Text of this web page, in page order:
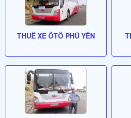
THUÊ XE ÔTÔ PHÚ YÊN